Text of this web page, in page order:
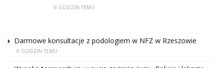
6 GODZIN TEMU
Darmowe konsultacje z podologiem w NFZ w Rzeszowie
6 GODZIN TEMU